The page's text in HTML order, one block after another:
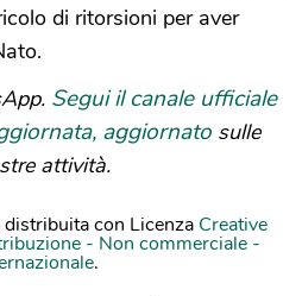
di ritorsioni per aver
Segui il canale ufficiale
aggiornato sulle
attività.
distribuita con Licenza Creative
- Non commerciale -
.